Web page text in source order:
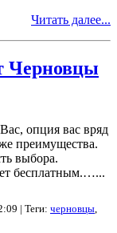
Читать далее...
Черновцы
Вас, опция вас вряд
преимущества.
выбора.
бесплатным.…...
| Теги: черновцы